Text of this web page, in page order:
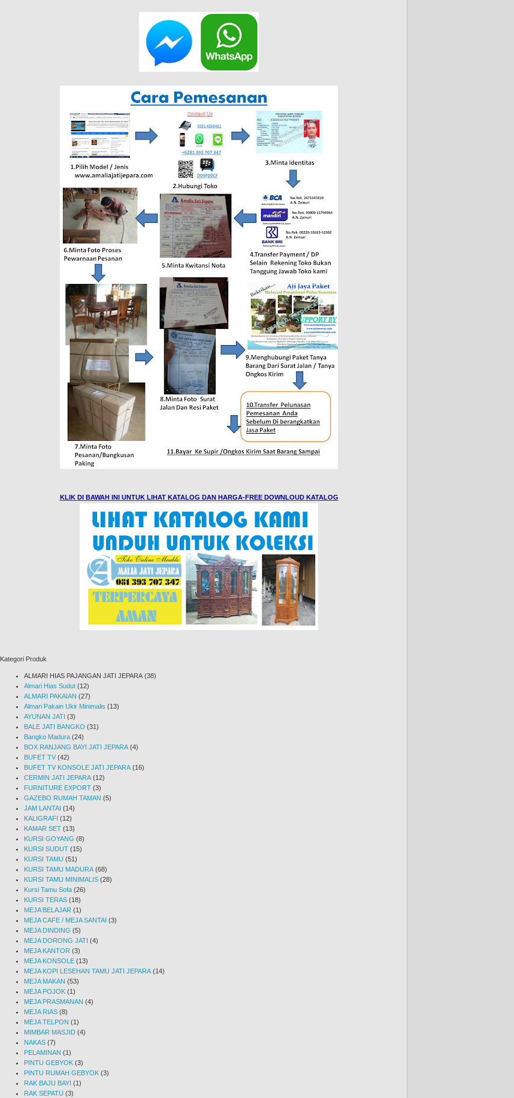
KLIK DI BAWAH INI UNTUK LIHAT KATALOG DAN HARGA-FREE DOWNLOUD KATALOG
Kategori Produk
ALMARI HIAS PAJANGAN JATI JEPARA (38)
Almari Hias Sudut (12)
ALMARI PAKAIAN (27)
Almari Pakain Ukir Minimalis (13)
AYUNAN JATI (3)
BALE JATI BANGKO (31)
Bangko Madura (24)
BOX RANJANG BAYI JATI JEPARA (4)
BUFET TV (42)
BUFET TV KONSOLE JATI JEPARA (16)
CERMIN JATI JEPARA (12)
FURNITURE EXPORT (3)
GAZEBO RUMAH TAMAN (5)
JAM LANTAI (14)
KALIGRAFI (12)
KAMAR SET (13)
KURSI GOYANG (8)
KURSI SUDUT (15)
KURSI TAMU (51)
KURSI TAMU MADURA (68)
KURSI TAMU MINIMALIS (28)
Kursi Tamu Sofa (26)
KURSI TERAS (18)
MEJA BELAJAR (1)
MEJA CAFE / MEJA SANTAI (3)
MEJA DINDING (5)
MEJA DORONG JATI (4)
MEJA KANTOR (3)
MEJA KONSOLE (13)
MEJA KOPI LESEHAN TAMU JATI JEPARA (14)
MEJA MAKAN (53)
MEJA POJOK (1)
MEJA PRASMANAN (4)
MEJA RIAS (8)
MEJA TELPON (1)
MIMBAR MASJID (4)
NAKAS (7)
PELAMINAN (1)
PINTU GEBYOK (3)
PINTU RUMAH GEBYOK (3)
RAK BAJU BAYI (1)
RAK SEPATU (3)